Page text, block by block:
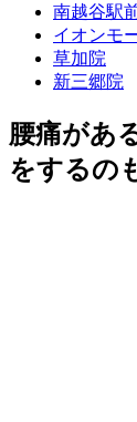
南越谷駅
イオンモ
草加院
新三郷院
腰痛があ
をするの